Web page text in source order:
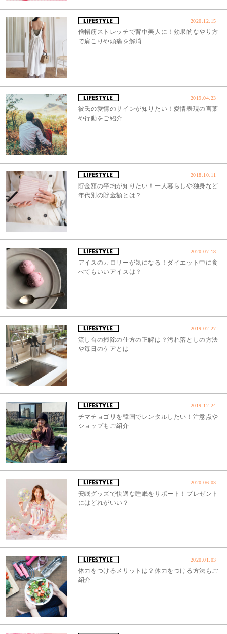
2020.12.15
僧帽筋ストレッチで背中美人に！効果的なやり方
で肩こりや頭痛を解消
2019.04.23
彼氏の愛情のサインが知りたい！愛情表現の言葉
や行動をご紹介
2018.10.11
貯金額の平均が知りたい！一人暮らしや独身など
年代別の貯金額とは？
2020.07.18
アイスのカロリーが気になる！ダイエット中に食
べてもいいアイスは？
2019.02.27
流し台の掃除の仕方の正解は？汚れ落としの方法
や毎日のケアとは
2019.12.24
チマチョゴリを韓国でレンタルしたい！注意点や
ショップもご紹介
2020.06.03
安眠グッズで快適な睡眠をサポート！プレゼント
にはどれがいい？
2020.01.03
体力をつけるメリットは？体力をつける方法もご
紹介